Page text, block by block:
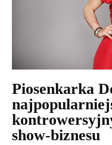
Piosenkarka
show-biznesu